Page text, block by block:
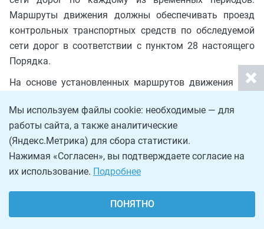
Маршруты движения должны обеспечивать проезд
контрольных транспортных средств по обследуемой
сети дорог в соответствии с пунктом 28 настоящего
Порядка.
На основе установленных маршрутов движения для
следует формировать задания на проведение
обследования с применением контрольных
транспортных средств согласно рекомендуемому
образцу, приведенному в приложении N 4 к
настоящему Порядку.
28. Обследование дорожного движения на сети дорог
следует производить в течение одних суток (вторник,
Мы используем файлы cookie: необходимые — для
работы сайта, а также аналитические
(Яндекс.Метрика) для сбора статистики.
Нажимая «Согласен», вы подтверждаете согласие на
их использование. Подробнее
ПОНЯТНО